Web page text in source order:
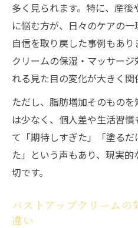
期待と現実の違いは？
バストアップクリ
ムの真実
バストアップクリ
加の現実
クリーム使用で本
底解説
バストアップ クリ
について
多く見られます。特に、産
に悩む方が、日々のケアの
自信を取り戻した事例もあり
クリームの保湿・マッサー
れる見た目の変化が大きく関
ただし、脂肪増加そのもの
は少なく、個人差や生活習
て「期待しすぎた」「塗る
た」という声もあり、現実
切です。
バストアップクリームの
違い